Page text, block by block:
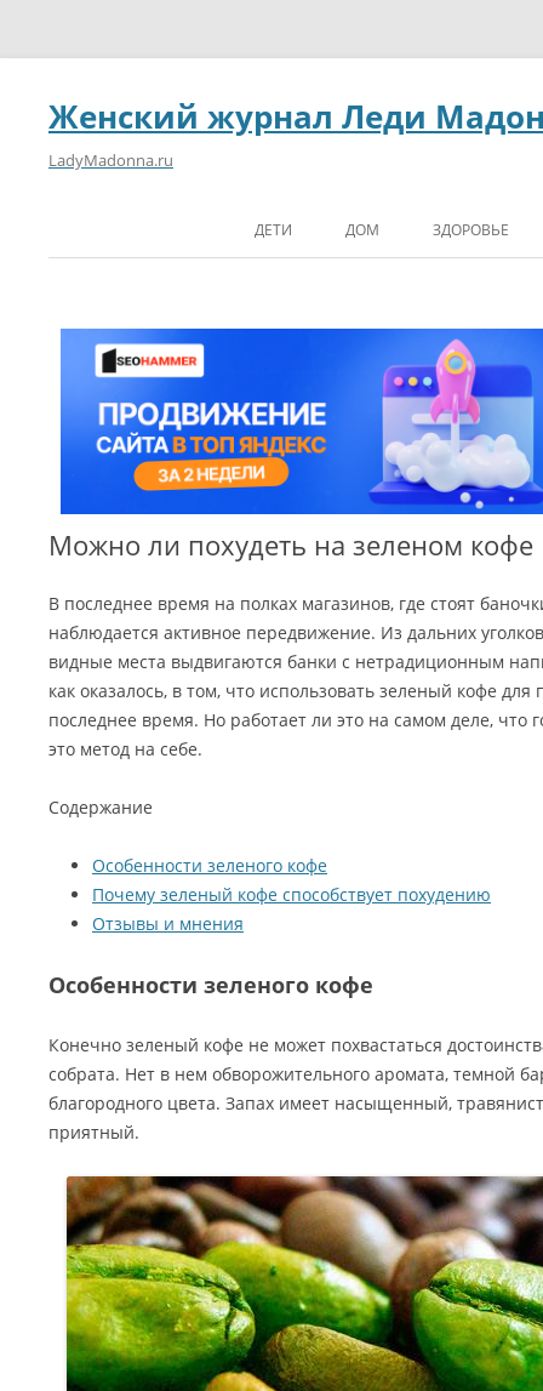
Женский журнал Леди
LadyMadonna.ru
ДЕТИ ДОМ ЗДОРОВЬЕ
Можно ли похудеть на зеленом кофе
В последнее время на полках магазинов, где стоят
наблюдается активное передвижение. Из дальних
видные места выдвигаются банки с нетрадиционным
как оказалось, в том, что использовать зеленый кофе
последнее время. Но работает ли это на самом деле, что
это метод на себе.
Содержание
Особенности зеленого кофе
Почему зеленый кофе способствует похудению
Отзывы и мнения
Особенности зеленого кофе
Конечно зеленый кофе не может похвастаться
собрата. Нет в нем обворожительного аромата, темной
благородного цвета. Запах имеет насыщенный,
приятный.